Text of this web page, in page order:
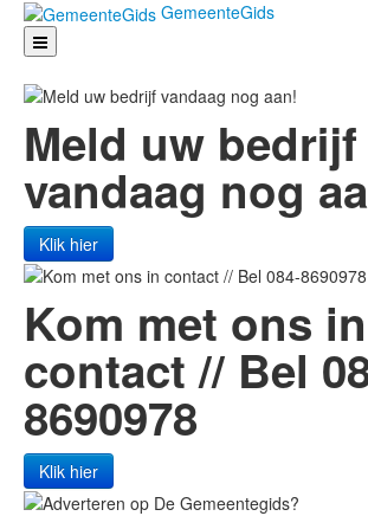
GemeenteGids
REGISTREER
AANMELDEN
Meld uw bedrijf
vandaag nog
Klik hier
Kom met ons in
contact // Bel
8690978
Klik hier